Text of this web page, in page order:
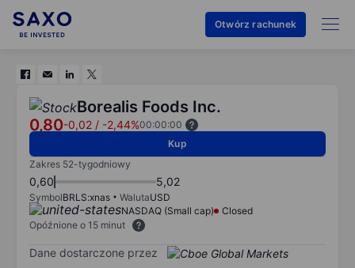
Otwórz rachunek
Borealis Foods Inc.
0,80-0,02 / -2,44%00:00:00
Kup
Zakres 52-tygodniowy
0,60 5,02
SymbolBRLS:xnas WalutaUSD
NASDAQ (Small cap)
Closed
Opóźnione o 15 minut
Dane dostarczone przez